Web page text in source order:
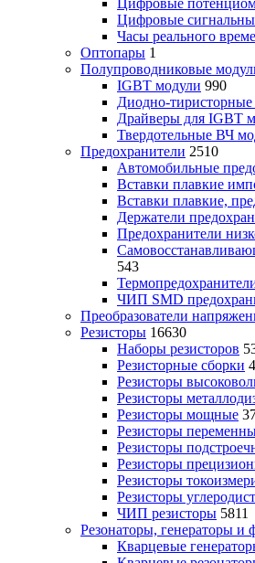
Цифровые
Часы реального
Оптопары 1
Полупроводниковые
IGBT модули 990
Диодно-тиристорные
Драйверы для IGBT
Твердотельные ВЧ
Предохранители 2510
Автомобильные
Вставки плавкие
Вставки плавкие,
Держатели
Предохранители
543
ЧИП SMD
Преобразователи
Резисторы 16630
Наборы резисторов
Резисторные сборки
Резисторы
Резисторы
Резисторы мощные
Резисторы
Резисторы
Резисторы
Резисторы
Резисторы
ЧИП резисторы 5811
Резонаторы, генераторы и
Кварцевые